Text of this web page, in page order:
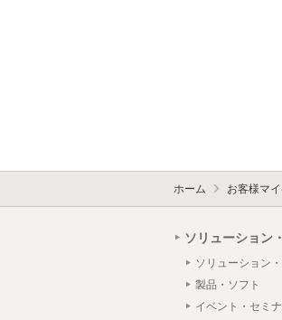
ホーム お客様マ
ソリューション
ソリューション
製品・ソフト
イベント・セミ